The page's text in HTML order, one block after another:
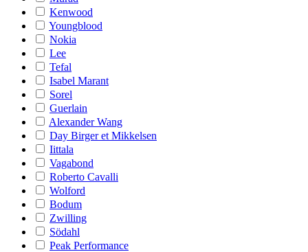
Kenwood
Youngblood
Nokia
Lee
Tefal
Isabel Marant
Sorel
Guerlain
Alexander Wang
Day Birger et Mikkelsen
Iittala
Vagabond
Roberto Cavalli
Wolford
Bodum
Zwilling
Södahl
Peak Performance